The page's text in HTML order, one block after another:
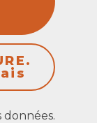
données.